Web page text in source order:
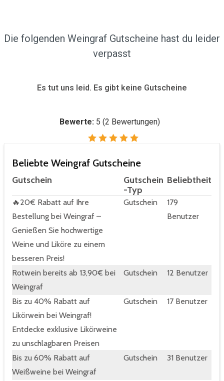
Die folgenden Weingraf Gutscheine hast du leider
verpasst
Es tut uns leid. Es gibt keine Gutscheine
Bewerte: 5 (2 Bewertungen)
Beliebte Weingraf Gutscheine
Gutschein
Gutschein
-Typ
Beliebtheit
🔥20€ Rabatt auf Ihre
Bestellung bei Weingraf –
Genießen Sie hochwertige
Weine und Liköre zu einem
besseren Preis!
Gutschein
179
Benutzer
Rotwein bereits ab 13,90€ bei
Weingraf
Gutschein 12 Benutzer
Bis zu 40% Rabatt auf
Likörwein bei Weingraf!
Entdecke exklusive Likörweine
zu unschlagbaren Preisen
Gutschein 17 Benutzer
Bis zu 60% Rabatt auf
Weißweine bei Weingraf
Gutschein 31 Benutzer